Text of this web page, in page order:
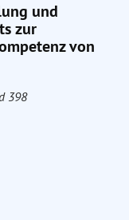
und
zur
von
398